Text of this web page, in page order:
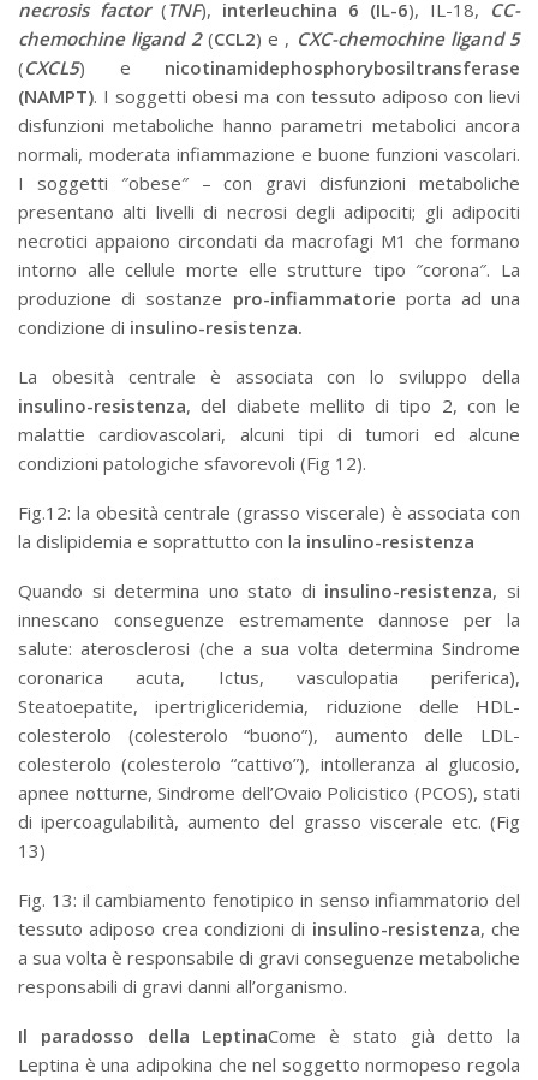
necrosis factor (TNF), interleuchina 6 (IL-6), IL-18, CC-
chemochine ligand 2 (CCL2) e , CXC-chemochine ligand 5
(CXCL5) e nicotinamidephosphorybosiltransferase
(NAMPT). I soggetti obesi ma con tessuto adiposo con lievi
disfunzioni metaboliche hanno parametri metabolici ancora
normali, moderata infiammazione e buone funzioni vascolari.
I soggetti ″obese″ – con gravi disfunzioni metaboliche
presentano alti livelli di necrosi degli adipociti; gli adipociti
necrotici appaiono circondati da macrofagi M1 che formano
intorno alle cellule morte elle strutture tipo ″corona″. La
produzione di sostanze pro-infiammatorie porta ad una
condizione di insulino-resistenza.
La obesità centrale è associata con lo sviluppo della
insulino-resistenza, del diabete mellito di tipo 2, con le
malattie cardiovascolari, alcuni tipi di tumori ed alcune
condizioni patologiche sfavorevoli (Fig 12).
Fig.12: la obesità centrale (grasso viscerale) è associata con
la dislipidemia e soprattutto con la insulino-resistenza
Quando si determina uno stato di insulino-resistenza, si
innescano conseguenze estremamente dannose per la
salute: aterosclerosi (che a sua volta determina Sindrome
coronarica acuta, Ictus, vasculopatia periferica),
Steatoepatite, ipertrigliceridemia, riduzione delle HDL-
colesterolo (colesterolo “buono”), aumento delle LDL-
colesterolo (colesterolo “cattivo”), intolleranza al glucosio,
apnee notturne, Sindrome dell’Ovaio Policistico (PCOS), stati
di ipercoagulabilità, aumento del grasso viscerale etc. (Fig
13)
Fig. 13: il cambiamento fenotipico in senso infiammatorio del
tessuto adiposo crea condizioni di insulino-resistenza, che
a sua volta è responsabile di gravi conseguenze metaboliche
responsabili di gravi danni all’organismo.
Il paradosso della LeptinaCome è stato già detto la
Leptina è una adipokina che nel soggetto normopeso regola